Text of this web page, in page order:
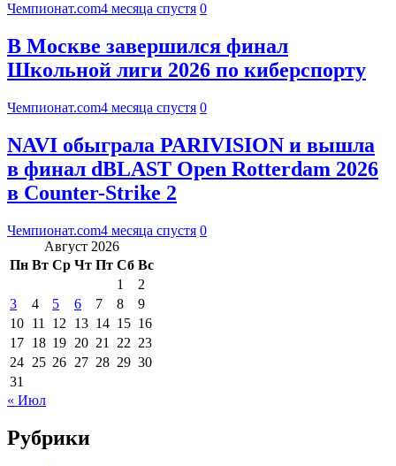
Чемпионат.com4 месяца спустя 0
В Москве завершился финал
Школьной лиги 2026 по киберспорту
Чемпионат.com4 месяца спустя 0
NAVI обыграла PARIVISION и вышла
в финал dBLAST Open Rotterdam 2026
в Counter-Strike 2
Чемпионат.com4 месяца спустя 0
Август 2026
Пн Вт Ср Чт Пт Сб Вс
1
2
3
4 5 6 7 8
9
10 11 12 13 14 15 16
17 18 19 20 21 22 23
24 25 26 27 28 29 30
31
« Июл
Рубрики